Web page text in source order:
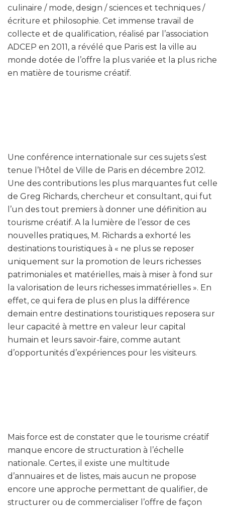
culinaire / mode, design / sciences et techniques /
écriture et philosophie. Cet immense travail de
collecte et de qualification, réalisé par l’association
ADCEP en 2011, a révélé que Paris est la ville au
monde dotée de l’offre la plus variée et la plus riche
en matière de tourisme créatif.
Une conférence internationale sur ces sujets s’est
tenue l’Hôtel de Ville de Paris en décembre 2012.
Une des contributions les plus marquantes fut celle
de Greg Richards, chercheur et consultant, qui fut
l’un des tout premiers à donner une définition au
tourisme créatif. A la lumière de l’essor de ces
nouvelles pratiques, M. Richards a exhorté les
destinations touristiques à « ne plus se reposer
uniquement sur la promotion de leurs richesses
patrimoniales et matérielles, mais à miser à fond sur
la valorisation de leurs richesses immatérielles ». En
effet, ce qui fera de plus en plus la différence
demain entre destinations touristiques reposera sur
leur capacité à mettre en valeur leur capital
humain et leurs savoir-faire, comme autant
d’opportunités d’expériences pour les visiteurs.
Mais force est de constater que le tourisme créatif
manque encore de structuration à l’échelle
nationale. Certes, il existe une multitude
d’annuaires et de listes, mais aucun ne propose
encore une approche permettant de qualifier, de
structurer ou de commercialiser l’offre de façon